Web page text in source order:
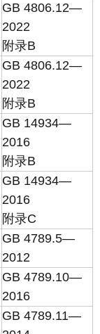
GB 4806.12—
2022
附录B
GB 4806.12—
2022
附录B
GB 14934—
2016
附录B
GB 14934—
2016
附录C
GB 4789.5—
2012
GB 4789.10—
2016
GB 4789.11—